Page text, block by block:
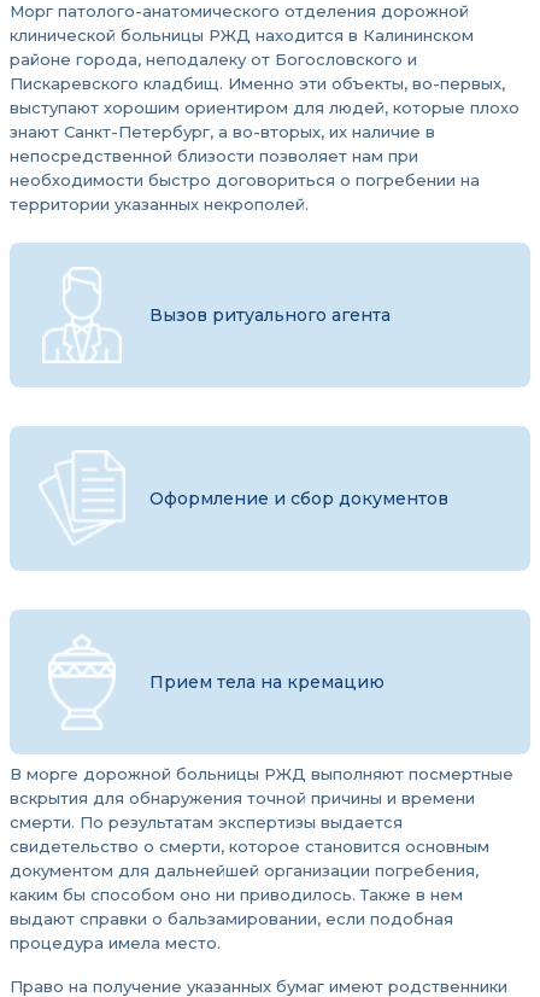
Морг патолого-анатомического отделения дорожной
клинической больницы РЖД находится в Калининском
районе города, неподалеку от Богословского и
Пискаревского кладбищ. Именно эти объекты, во-первых,
выступают хорошим ориентиром для людей, которые плохо
знают Санкт-Петербург, а во-вторых, их наличие в
непосредственной близости позволяет нам при
необходимости быстро договориться о погребении на
территории указанных некрополей.
Вызов ритуального агента
Оформление и сбор документов
Прием тела на кремацию
В морге дорожной больницы РЖД выполняют посмертные
вскрытия для обнаружения точной причины и времени
смерти. По результатам экспертизы выдается
свидетельство о смерти, которое становится основным
документом для дальнейшей организации погребения,
каким бы способом оно ни приводилось. Также в нем
выдают справки о бальзамировании, если подобная
процедура имела место.
Право на получение указанных бумаг имеют родственники